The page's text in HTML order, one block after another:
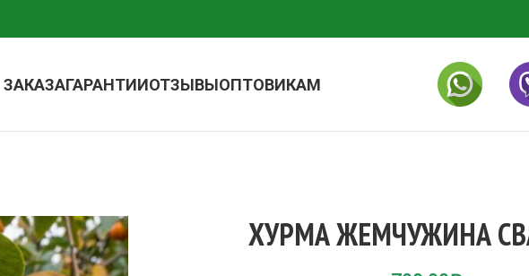
ГАРАНТИИОТЗЫВЫОПТОВИКАМ
ХУРМА ЖЕМЧУЖИНА